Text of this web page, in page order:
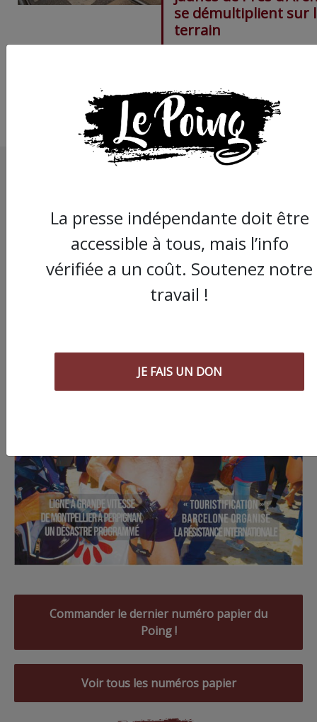
se démultiplient sur
terrain
Commander le dernier numéro papier du
Poing !
Voir tous les numéros papier
La presse indépendante doit être
accessible à tous, mais l’info
vérifiée a un coût. Soutenez notre
travail !
JE FAIS UN DON